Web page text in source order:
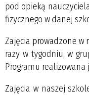
pod opieką
fizycznego w danej
Zajęcia prowadzone w
razy w tygodniu, w
Programu
Zajęcia w naszej